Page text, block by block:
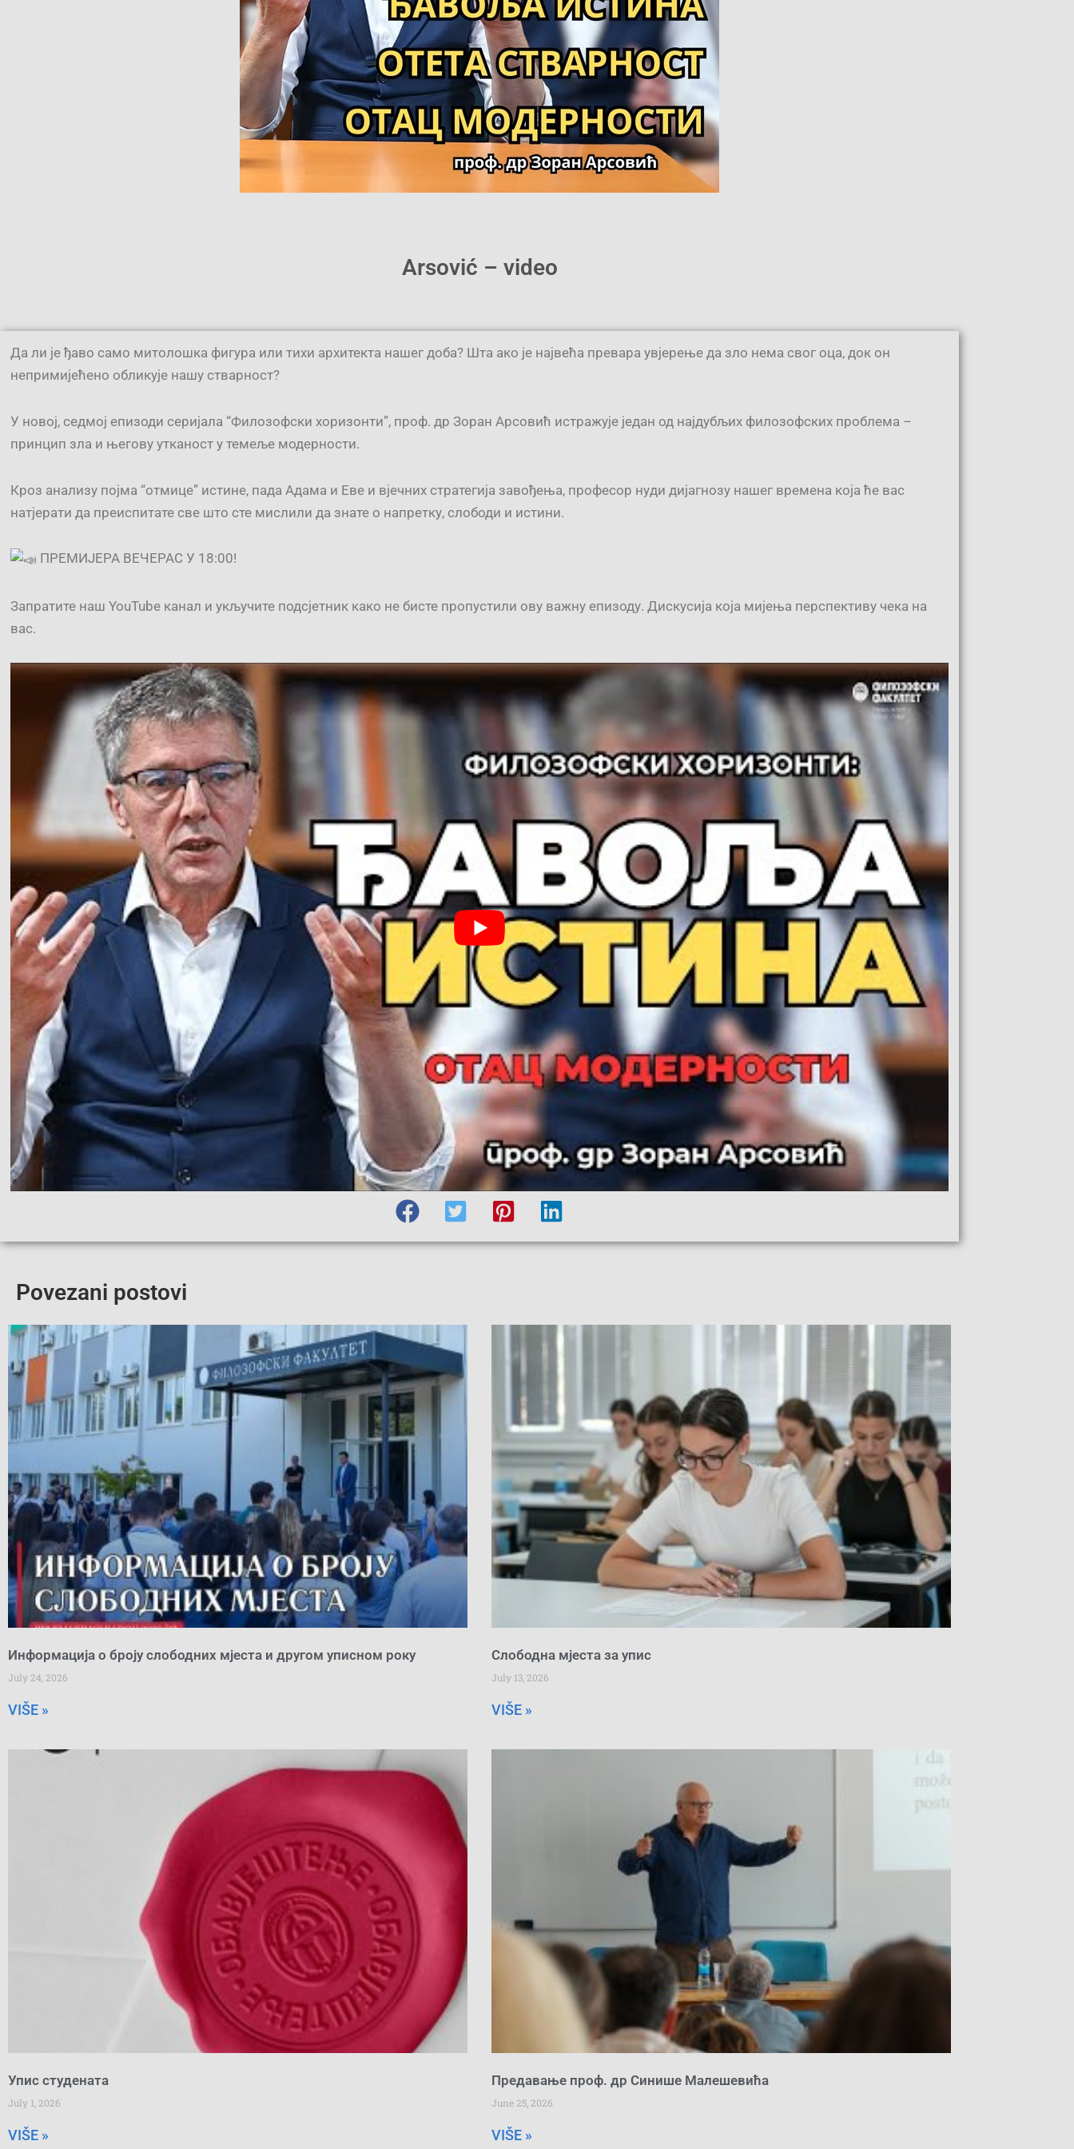
Arsović – video
Да ли је ђаво само митолошка фигура или тихи архитекта нашег доба? Шта ако је највећа превара увјерење да зло нема свог оца, док он
непримијећено обликује нашу стварност?
У новој, седмој епизоди серијала “Филозофски хоризонти”, проф. др Зоран Арсовић истражује један од најдубљих филозофских проблема –
принцип зла и његову утканост у темеље модерности.
Кроз анализу појма “отмице” истине, пада Адама и Еве и вјечних стратегија завођења, професор нуди дијагнозу нашег времена која ће вас
натјерати да преиспитате све што сте мислили да знате о напретку, слободи и истини.
ПРЕМИЈЕРА ВЕЧЕРАС У 18:00!
Запратите наш YouTube канал и укључите подсјетник како не бисте пропустили ову важну епизоду. Дискусија која мијења перспективу чека на
вас.
Povezani postovi
Информација о броју слободних мјеста и другом уписном року
July 24, 2026
VIŠE »
Слободна мјеста за упис
July 13, 2026
VIŠE »
Упис студената
July 1, 2026
VIŠE »
Предавање проф. др Синише Малешевића
June 25, 2026
VIŠE »